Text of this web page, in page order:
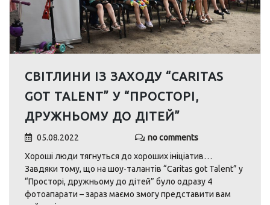
СВІТЛИНИ ІЗ ЗАХОДУ “CARITAS
GOT TALENT” У “ПРОСТОРІ,
ДРУЖНЬОМУ ДО ДІТЕЙ”
05.08.2022
no comments
Хороші люди тягнуться до хороших ініціатив…
Завдяки тому, що на шоу-талантів “Caritas got Talent” у
“Просторі, дружньому до дітей” було одразу 4
фотоапарати – зараз маємо змогу представити вам